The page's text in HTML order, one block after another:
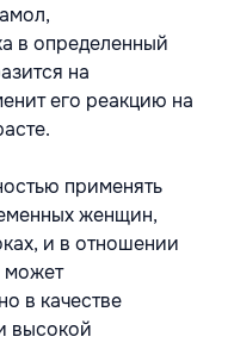
в определенный
на
его реакцию на
применять
женщин,
и в отношении
может
в качестве
высокой